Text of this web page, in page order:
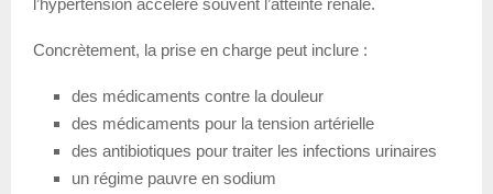
Concrètement, la prise en charge peut inclure :
des médicaments contre la douleur
des médicaments pour la tension artérielle
des antibiotiques pour traiter les infections urinaires
un régime pauvre en sodium